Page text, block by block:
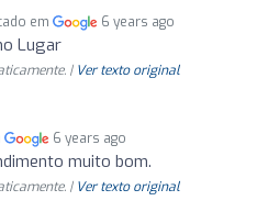
em 6 years ago
Lugar
| Ver texto original
6 years ago
muito bom.
| Ver texto original